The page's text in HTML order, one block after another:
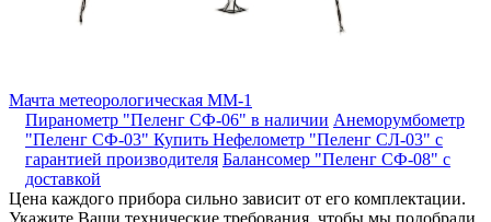
Мачта метеорологическая ММ-1
Пиранометр "Пеленг СФ-06" в наличии Анеморумбометр
"Пеленг СФ-03" Купить Нефелометр "Пеленг СЛ-03" с
гарантией производителя Балансомер "Пеленг СФ-08" с
доставкой
Цена каждого прибора сильно зависит от его комплектации.
Укажите Ваши технические требования, чтобы мы подобрали